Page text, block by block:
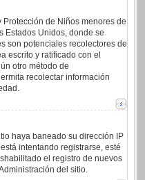
Protección de Niños menores de
Estados Unidos, donde se
son potenciales recolectores de
escrito y ratificado con el
otro método de
recolectar información
haya baneado su dirección IP
intentando registrarse, esté
el registro de nuevos
del sitio.